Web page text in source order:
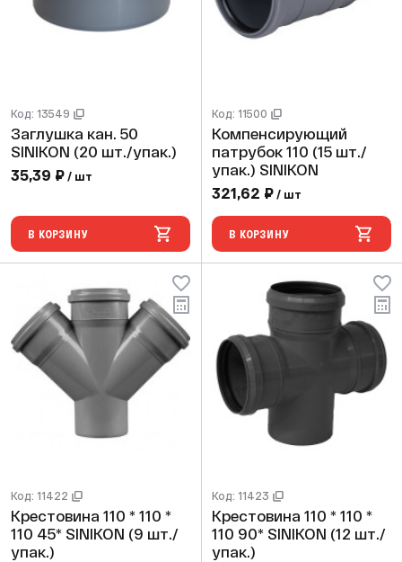
Код: 13549
Заглушка кан. 50
SINIKON (20 шт./упак.)
35,39 ₽ / шт
В КОРЗИНУ
Код: 11500
Компенсирующий
патрубок 110 (15 шт./
упак.) SINIKON
321,62 ₽ / шт
В КОРЗИНУ
Код: 11422
Крестовина 110 * 110 *
110 45* SINIKON (9 шт./
упак.)
Код: 11423
Крестовина 110 * 110 *
110 90* SINIKON (12 шт./
упак.)